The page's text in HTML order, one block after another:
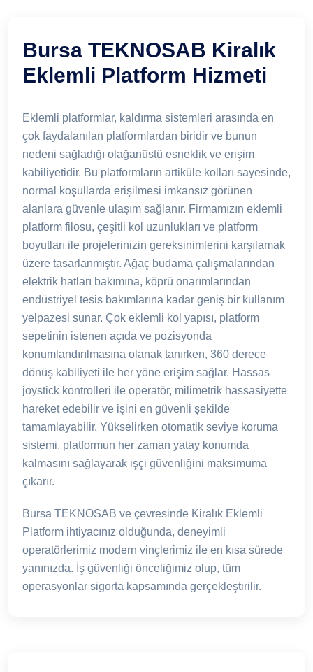
Bursa TEKNOSAB Kiralık
Eklemli Platform Hizmeti
Eklemli platformlar, kaldırma sistemleri arasında en
çok faydalanılan platformlardan biridir ve bunun
nedeni sağladığı olağanüstü esneklik ve erişim
kabiliyetidir. Bu platformların artiküle kolları sayesinde,
normal koşullarda erişilmesi imkansız görünen
alanlara güvenle ulaşım sağlanır. Firmamızın eklemli
platform filosu, çeşitli kol uzunlukları ve platform
boyutları ile projelerinizin gereksinimlerini karşılamak
üzere tasarlanmıştır. Ağaç budama çalışmalarından
elektrik hatları bakımına, köprü onarımlarından
endüstriyel tesis bakımlarına kadar geniş bir kullanım
yelpazesi sunar. Çok eklemli kol yapısı, platform
sepetinin istenen açıda ve pozisyonda
konumlandırılmasına olanak tanırken, 360 derece
dönüş kabiliyeti ile her yöne erişim sağlar. Hassas
joystick kontrolleri ile operatör, milimetrik hassasiyette
hareket edebilir ve işini en güvenli şekilde
tamamlayabilir. Yükselirken otomatik seviye koruma
sistemi, platformun her zaman yatay konumda
kalmasını sağlayarak işçi güvenliğini maksimuma
çıkarır.
Bursa TEKNOSAB ve çevresinde Kiralık Eklemli
Platform ihtiyacınız olduğunda, deneyimli
operatörlerimiz modern vinçlerimiz ile en kısa sürede
yanınızda. İş güvenliği önceliğimiz olup, tüm
operasyonlar sigorta kapsamında gerçekleştirilir.